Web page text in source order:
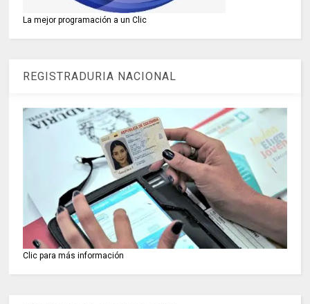
La mejor programación a un Clic
REGISTRADURIA NACIONAL
Clic para más información